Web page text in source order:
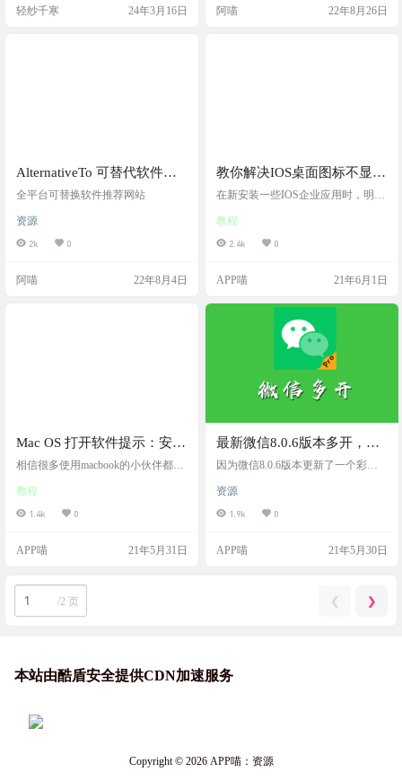
摄了一个超级有趣的视频，想要分
轻纱千寒 24年3月16日 阿喵 22年8月26日
AlternativeTo 可替代软件推
荐的网站
全平台可替换软件推荐网站
资源
2k 0
阿喵 22年8月4日
教你解决IOS桌面图标不显示
问题
在新安装一些IOS企业应用时，明明
标，下拉搜索或者在应用程序里面
也可以查看到刚安装的应用。 在网
确实没有，针对这个问题，简单的
于部分机型和系统，如果每次都重
启手机，这样就非常不方便。 要解
决这一bug，只需要一个小小的设
置，不需要重启手机即可解决。 步
骤如下： 1、打开手机…
教程
2.4k 0
APP喵 21年6月1日
Mac OS 打开软件提示：安装
包破损或不受信任无法打开
相信很多使用macbook的小伙伴都见
有某某某包已损坏，打不开，您应
该将它移到废纸篓 还有，打不开某
一样，因为AppStore没有自己要用的
过大家都知道有一个解决方案，那
就是在设置里面，找到安全与隐
教程
1.4k 0
APP喵 21年5月31日
最新微信8.0.6版本多开，加
入保留聊天记录更新功能
因为微信8.0.6版本更新了一个彩
本的微信多开。最新微信8.0.6版本
多开，加入保留聊天记录更新功能
资源
1.9k 0
APP喵 21年5月30日
/2 页 ❮ ❯
本站由酷盾安全提供CDN加速服务
Copyright © 2026APP喵：资源